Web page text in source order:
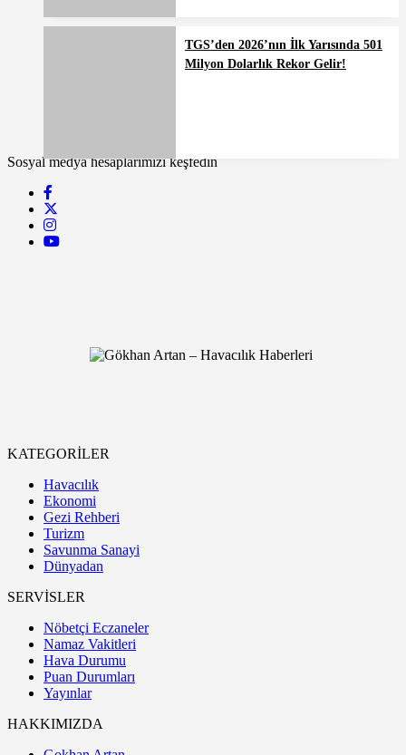
TGS’den 2026’nın İlk Yarısında 501
Milyon Dolarlık Rekor Gelir!
Sosyal medya hesaplarımızı keşfedin
KATEGORİLER
Havacılık
Ekonomi
Gezi Rehberi
Turizm
Savunma Sanayi
Dünyadan
SERVİSLER
Nöbetçi Eczaneler
Namaz Vakitleri
Hava Durumu
Puan Durumları
Yayınlar
HAKKIMIZDA